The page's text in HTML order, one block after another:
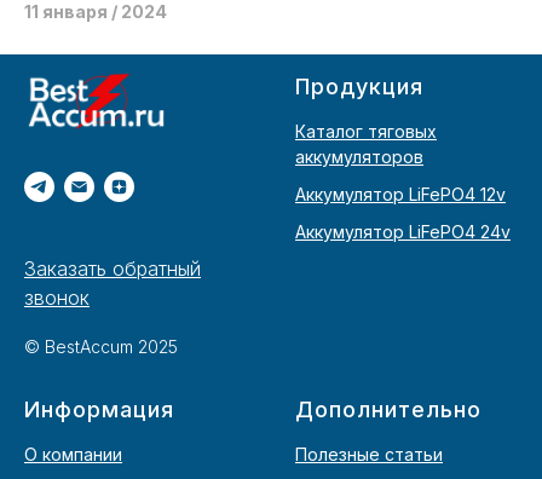
11 января / 2024
Заказать обратный
звонок
© BestAccum 2025
Продукция
Каталог тяговых
аккумуляторов
Аккумулятор LiFePO4 12v
Аккумулятор LiFePO4 24v
Информация
О компании
Дополнительно
Полезные статьи